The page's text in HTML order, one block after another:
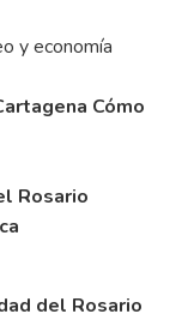
y economía
Cómo
Rosario
del Rosario